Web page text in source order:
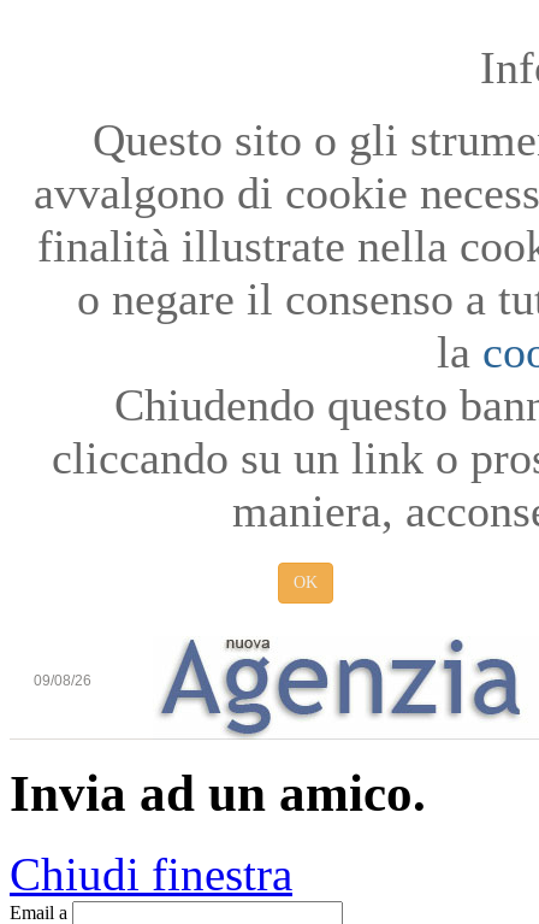
Questo sito o gli
avvalgono di cookie
finalità illustrate nella
o negare il consenso a
la
Chiudendo questo
cliccando su un link o
maniera,
OK
09/08/26
Invia ad un amico.
Chiudi finestra
Email a